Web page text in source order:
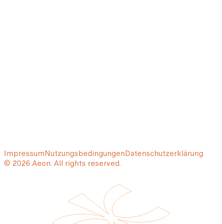
ImpressumNutzungsbedingungenDatenschutzerklärung
© 2026 Aeon. All rights reserved.